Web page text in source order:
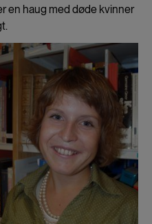
en haug med døde kvinner